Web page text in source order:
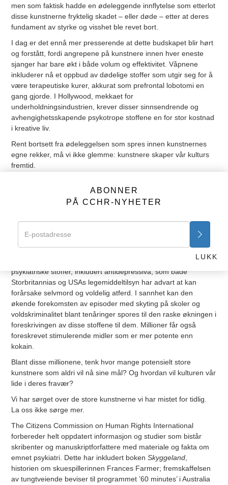
men som faktisk hadde en ødeleggende innflytelse som etterlot
disse kunstnerne fryktelig skadet – eller døde – etter at deres
fundament av styrke og visshet ble revet bort.
I dag er det ennå mer presserende at dette budskapet blir hørt
og forstått, fordi angrepene på kunstnere innen hver eneste
sjanger har bare økt i både volum og effektivitet. Våpnene
inkluderer nå et oppbud av dødelige stoffer som utgir seg for å
være terapeutiske kurer, akkurat som prefrontal lobotomi en
gang gjorde. I Hollywood, mekkaet for
underholdningsindustrien, krever disser sinnsendrende og
avhengighetsskapende psykotrope stoffene en for stor kostnad
i kreative liv.
Rent bortsett fra ødeleggelsen som spres innen kunstnernes
egne rekker, må vi ikke glemme: kunstnere skaper vår kulturs
fremtid.
anførerne av folkemeningen inn i den vidunderlige nye
terapeutiske verden av forkrøplede kreative personligheter,
Hvis dette synes alarmerende, se da gjennom tallene under –
de viser hva fremtiden bringer med mindre noen drastiske
forandringer gjøres raskt: For øyeblikket er 20 millioner barn
over hele verden på reseptbelagte personlighetsendrende
psykiatriske stoffer, inkludert antidepressiva, som både
Storbritannias og USAs legemiddeltilsyn har advart at kan
forårsake selvmord og voldelig atferd. I sannhet kan den
økende forekomsten av episoder med skyting på skoler og
voldskriminalitet blant tenåringer spores til den raske økningen i
foreskrivingen av disse stoffene til dem. Millioner får også
foreskrevet stimulerende midler som er mer potente enn
kokain.
Blant disse millionene, tenk hvor mange potensielt store
kunstnere som aldri vil nå sine mål? Og hvordan vil kulturen vår
lide i deres fravær?
Vi har sørget over de store kunstnerne vi har mistet for tidlig.
La oss ikke sørge mer.
The Citizens Commission on Human Rights International
forbereder helt oppdatert informasjon og studier som bistår
skribenter og manuskriptforfattere med materiale og fakta om
emnet psykiatri. Dette har inkludert boken Skyggeland,
historien om skuespillerinnen Frances Farmer; fremskaffelsen
av tungtveiende beviser til programmet ’60 minutes’ i Australia
ABONNER
PÅ CCHR-NYHETER
LUKK